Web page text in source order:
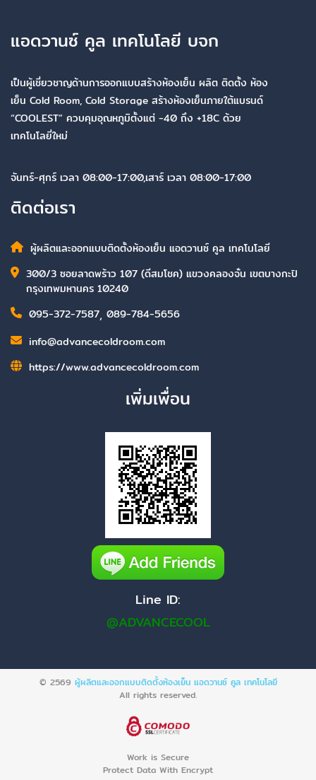
แอดวานซ์ คูล เทคโนโลยี บจก
เป็นผู้เชี่ยวชาญด้านการออกแบบสร้างห้องเย็น ผลิต ติดตั้ง ห้อง
เย็น Cold Room, Cold Storage สร้างห้องเย็นภายใต้แบรนด์
“COOLEST” ควบคุมอุณหภูมิตั้งแต่ -40 ถึง +18C ด้วย
เทคโนโลยี่ใหม่
จันทร์-ศุกร์ เวลา 08:00-17:00,เสาร์ เวลา 08:00-17:00
ติดต่อเรา
ผู้ผลิตและออกแบบติดตั้งห้องเย็น แอดวานซ์ คูล เทคโนโลยี
300/3 ซอยลาดพร้าว 107 (ดีสมโชค) แขวงคลองจั่น เขตบางกะปิ
กรุงเทพมหานคร 10240
095-372-7587, 089-784-5656
info@advancecoldroom.com
https://www.advancecoldroom.com
เพิ่มเพื่อน
Line ID:
@ADVANCECOOL
© 2569 ผู้ผลิตและออกแบบติดตั้งห้องเย็น แอดวานซ์ คูล เทคโนโลยี
All rights reserved.
Work is Secure
Protect Data With Encrypt